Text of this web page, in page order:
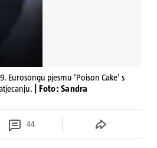
Eurosongu pjesmu 'Poison Cake' s
| Foto: Sandra
44